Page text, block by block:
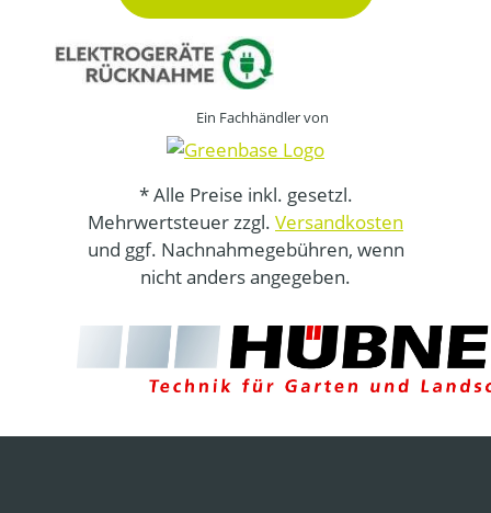
Ein Fachhändler von
* Alle Preise inkl. gesetzl.
Mehrwertsteuer zzgl. Versandkosten
und ggf. Nachnahmegebühren, wenn
nicht anders angegeben.